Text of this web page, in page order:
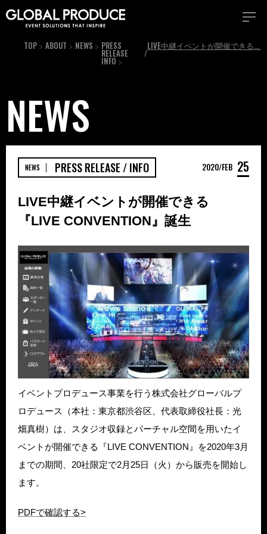
TOP ABOUT NEWS PRESS
RELEASE /
INFO
LIVE中継イベントが開催できる『LIVE CONVENTION』誕生
NEWS
LIVE中継イベントが開催できる
『LIVE CONVENTION』誕生
イベントプロデュース事業を行う株式会社グローバルプ
ロデュース（本社：東京都渋谷区、代表取締役社長：光
畑真樹）は、スタジオ収録とバーチャル空間を用いたイ
ベントが開催できる『LIVE CONVENTION』を2020年3月
までの期間、20社限定で2月25日（火）から販売を開始し
ます。
PDFで確認する>
NEWS PRESS RELEASE / INFO 2020 FEB 25